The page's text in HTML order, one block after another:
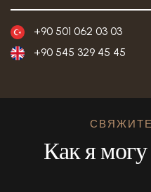
+90 501 062 03 03
+90 545 329 45 45
Как я